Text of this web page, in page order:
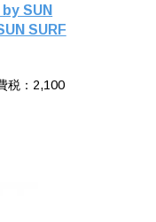
SUN
SURF
税：2,100